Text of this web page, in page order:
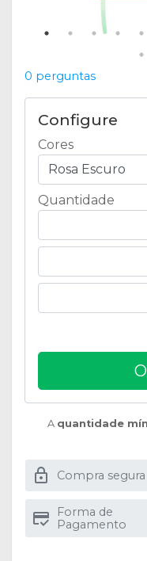
0 perguntas
Configure
Cores
Rosa Escuro
Quantidade
A quantidade
Compra segura
Forma de
Pagamento